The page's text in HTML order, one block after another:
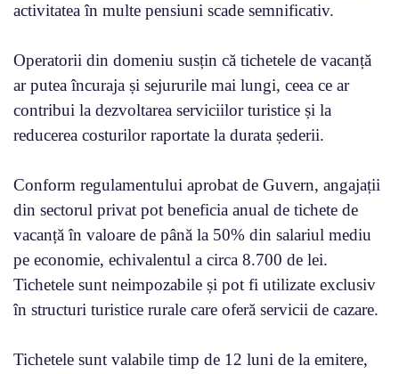
activitatea în multe pensiuni scade semnificativ.
Operatorii din domeniu susțin că tichetele de vacanță
ar putea încuraja și sejururile mai lungi, ceea ce ar
contribui la dezvoltarea serviciilor turistice și la
reducerea costurilor raportate la durata șederii.
Conform regulamentului aprobat de Guvern, angajații
din sectorul privat pot beneficia anual de tichete de
vacanță în valoare de până la 50% din salariul mediu
pe economie, echivalentul a circa 8.700 de lei.
Tichetele sunt neimpozabile și pot fi utilizate exclusiv
în structuri turistice rurale care oferă servicii de cazare.
Tichetele sunt valabile timp de 12 luni de la emitere,